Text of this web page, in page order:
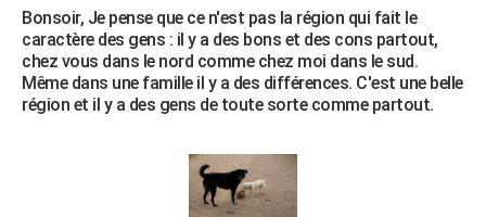
Bonsoir, Je pense que ce n'est pas la région qui fait le
caractère des gens : il y a des bons et des cons partout,
chez vous dans le nord comme chez moi dans le sud.
Même dans une famille il y a des différences. C'est une belle
région et il y a des gens de toute sorte comme partout.